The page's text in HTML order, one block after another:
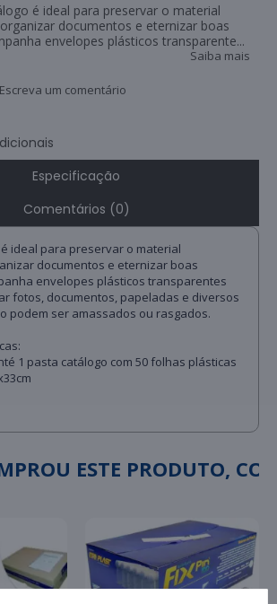
é ideal para preservar o material
documentos e eternizar boas
envelopes plásticos transparente...
Saiba mais
Escreva um comentário
Especificação
Comentários (0)
ideal para preservar o material
documentos e eternizar boas
envelopes plásticos transparentes
fotos, documentos, papeladas e diversos
podem ser amassados ou rasgados.
1 pasta catálogo com 50 folhas plásticas
ESTE PRODUTO,